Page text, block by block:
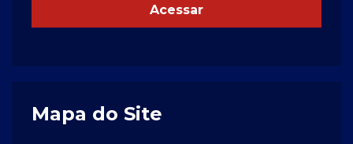
Acessar
Mapa do Site